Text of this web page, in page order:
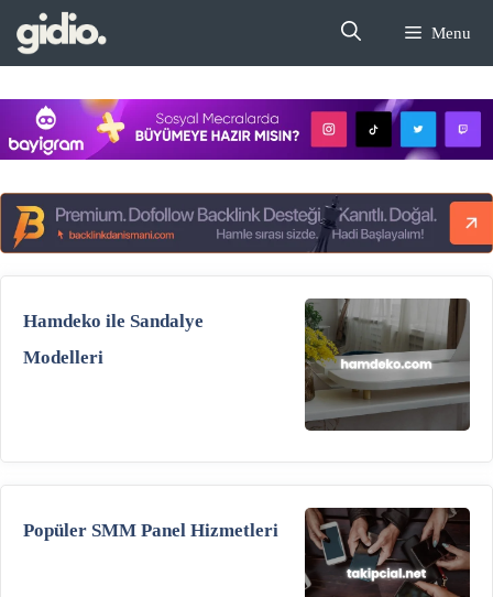
İçeriğe
atla
Menu
Hamdeko ile Sandalye
Modelleri
Popüler SMM Panel Hizmetleri